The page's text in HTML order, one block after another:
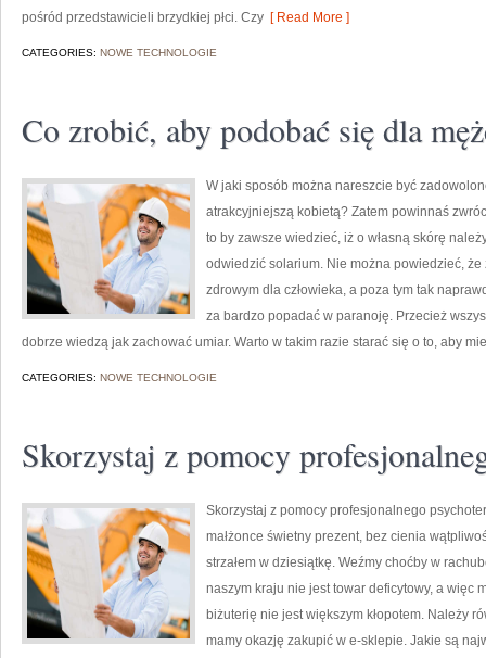
pośród przedstawicieli brzydkiej płci. Czy [ Read More ]
CATEGORIES: NOWE TECHNOLOGIE
Co zrobić, aby podobać się dla
W jaki sposób można nareszcie być
atrakcyjniejszą kobietą? Zatem powinnaś
to by zawsze wiedzieć, iż o własną skórę
odwiedzić solarium. Nie można powiedzieć,
zdrowym dla człowieka, a poza tym tak
za bardzo popadać w paranoję. Przecież
dobrze wiedzą jak zachować umiar. Warto w takim razie starać się o to, aby
CATEGORIES: NOWE TECHNOLOGIE
Skorzystaj z pomocy
Skorzystaj z pomocy profesjonalnego
małżonce świetny prezent, bez cienia
strzałem w dziesiątkę. Weźmy choćby w
naszym kraju nie jest towar deficytowy, a więc
biżuterię nie jest większym kłopotem. Należy
mamy okazję zakupić w e-sklepie. Jakie są